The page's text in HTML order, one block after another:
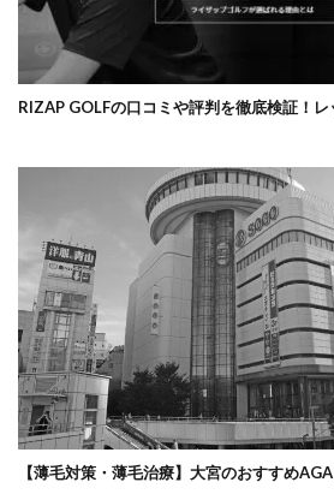
RIZAP GOLFの口コミや評判を徹底検証！
【薄毛対策・薄毛治療】大宮のおすすめ